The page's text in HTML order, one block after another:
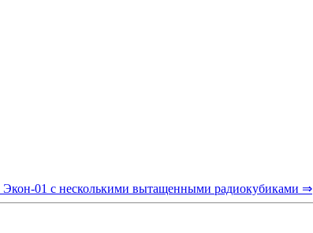
Экон-01 с несколькими вытащенными радиокубиками ⇒